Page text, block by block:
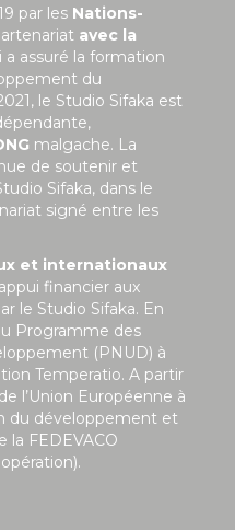
par les Nations-
avec la
a assuré la formation
du
le Studio Sifaka est
malgache. La
de soutenir et
Sifaka, dans le
signé entre les
et internationaux
financier aux
le Studio Sifaka. En
Programme des
(PNUD) à
Temperatio. A partir
l’Union Européenne à
du développement et
la FEDEVACO